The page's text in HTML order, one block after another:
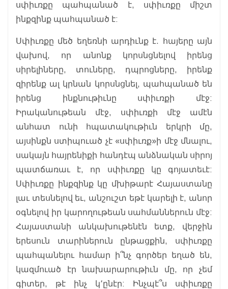
սփիւռքը պահպանած է, սփիւռքը միշտ
ինքզինք պահպանած է:
Սփիւռքը մեծ եղեռնի արդիւնք է. հայերը այն
վախով, որ անոնք կորսնցնելով իրենց
սիրելիները, տուները, դպրոցները, իրենք
զիրենք ալ կրնան կորսնցնել, պահպանած են
իրենց ինքնութիւնը սփիւռքի մէջ:
Իրականութեան մէջ, սփիւռքի մէջ ամէն
անհատ ունի հպատակութիւն երկրի մը,
այսինքն ստիպուած չէ «սփիւռք»ի մէջ մնալու,
սակայն հայրենիքի հանդէպ անձնական սիրոյ
պատճառաւ է, որ սփիւռքը կը գոյատեւէ:
Սփիւռքը ինքզինք կը մխիթարէ Հայաստանը
լաւ տեսնելով եւ, անշուշտ եթէ կարելի է, անոր
օգնելով իր կարողութեան սահմաններուն մէջ:
Հայաստանի անկախութենէն ետք, վերջին
երեսուն տարիներուն ընթացքին, սփիւռքը
պահպանելու համար ի՞նչ գործեր եղած են,
կազմուած էր նախարարութիւն մը, որ չեմ
գիտեր, թէ ինչ կ՚ընէր: Ինչպէ՞ս սփիւռքը